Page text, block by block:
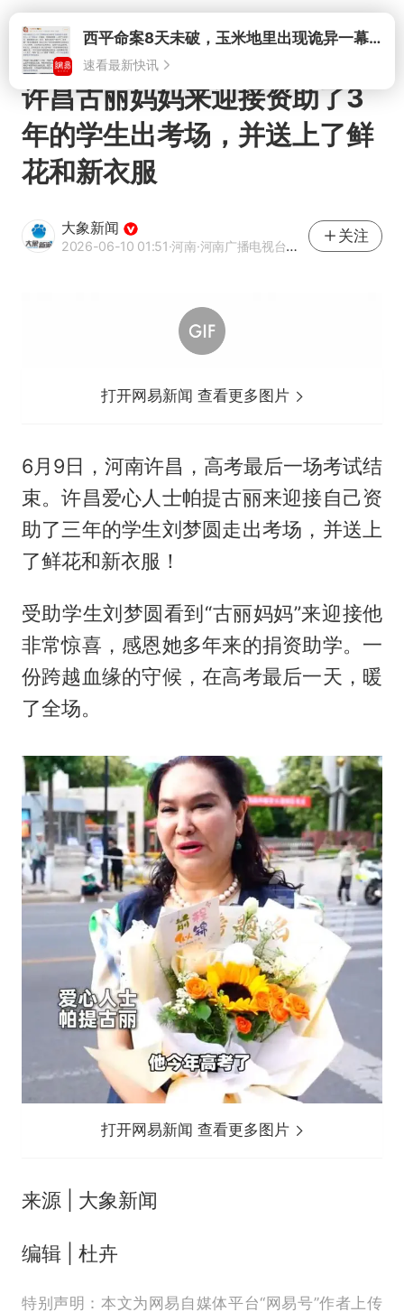
打开
许昌古丽妈妈来迎接资助了3
年的学生出考场，并送上了鲜
花和新衣服
大象新闻
2026-06-10 01:51·河南·河南广播电视台官方网易号
关注
打开网易新闻 查看更多图片
6月9日，河南许昌，高考最后一场考试结
束。许昌爱心人士帕提古丽来迎接自己资
助了三年的学生刘梦圆走出考场，并送上
了鲜花和新衣服！
受助学生刘梦圆看到“古丽妈妈”来迎接他
非常惊喜，感恩她多年来的捐资助学。一
份跨越血缘的守候，在高考最后一天，暖
了全场。
打开网易新闻 查看更多图片
来源 | 大象新闻
编辑 | 杜卉
特别声明：本文为网易自媒体平台“网易号”作者上传